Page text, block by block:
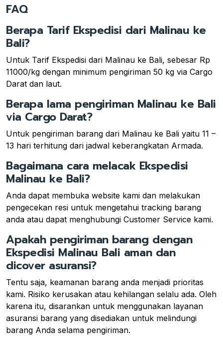
FAQ
Berapa Tarif Ekspedisi dari Malinau ke
Bali?
Untuk Tarif Ekspedisi dari Malinau ke Bali, sebesar Rp
11000/kg dengan minimum pengiriman 50 kg via Cargo
Darat dan laut.
Berapa lama pengiriman Malinau ke Bali
via Cargo Darat?
Untuk pengiriman barang dari Malinau ke Bali yaitu 11 –
13 hari terhitung dari jadwal keberangkatan Armada.
Bagaimana cara melacak Ekspedisi
Malinau ke Bali?
Anda dapat membuka website kami dan melakukan
pengecekan resi untuk mengetahui tracking barang
anda atau dapat menghubungi Customer Service kami.
Apakah pengiriman barang dengan
Ekspedisi Malinau Bali aman dan
dicover asuransi?
Tentu saja, keamanan barang anda menjadi prioritas
kami. Risiko kerusakan atau kehilangan selalu ada. Oleh
karena itu, disarankan untuk menggunakan layanan
asuransi barang yang disediakan untuk melindungi
barang Anda selama pengiriman.